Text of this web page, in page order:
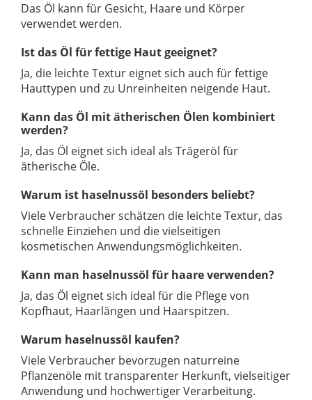
Das Öl kann für Gesicht, Haare und Körper
verwendet werden.
Ist das Öl für fettige Haut geeignet?
Ja, die leichte Textur eignet sich auch für fettige
Hauttypen und zu Unreinheiten neigende Haut.
Kann das Öl mit ätherischen Ölen kombiniert
werden?
Ja, das Öl eignet sich ideal als Trägeröl für
ätherische Öle.
Warum ist haselnussöl besonders beliebt?
Viele Verbraucher schätzen die leichte Textur, das
schnelle Einziehen und die vielseitigen
kosmetischen Anwendungsmöglichkeiten.
Kann man haselnussöl für haare verwenden?
Ja, das Öl eignet sich ideal für die Pflege von
Kopfhaut, Haarlängen und Haarspitzen.
Warum haselnussöl kaufen?
Viele Verbraucher bevorzugen naturreine
Pflanzenöle mit transparenter Herkunft, vielseitiger
Anwendung und hochwertiger Verarbeitung.